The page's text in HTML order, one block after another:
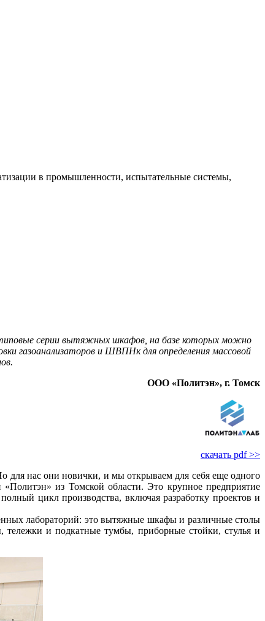
в промышленности, испытательные системы,
серии вытяжных шкафов, на базе которых можно
газоанализаторов и ШВПНк для определения массовой
ООО «Политэн», г. Томск
скачать pdf >>
для нас они новички, и мы открываем для се­бя еще одного
из Томской области. Это крупное предприятие
цикл производства, включая разработку проектов и
лабораторий: это вытяжные шкафы и различные столы
и подкатные тумбы, приборные стойки, стулья и